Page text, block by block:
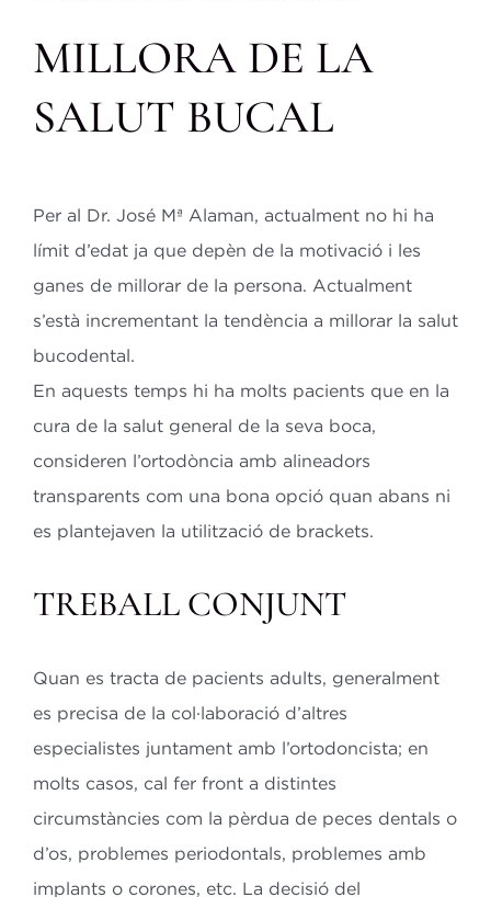
MILLORA DE LA
SALUT BUCAL
Per al Dr. José Mª Alaman, actualment no hi ha
límit d’edat ja que depèn de la motivació i les
ganes de millorar de la persona. Actualment
s’està incrementant la tendència a millorar la salut
bucodental.
En aquests temps hi ha molts pacients que en la
cura de la salut general de la seva boca,
consideren l’ortodòncia amb alineadors
transparents com una bona opció quan abans ni
es plantejaven la utilització de brackets.
TREBALL CONJUNT
Quan es tracta de pacients adults, generalment
es precisa de la col·laboració d’altres
especialistes juntament amb l’ortodoncista; en
molts casos, cal fer front a distintes
circumstàncies com la pèrdua de peces dentals o
d’os, problemes periodontals, problemes amb
implants o corones, etc. La decisió del